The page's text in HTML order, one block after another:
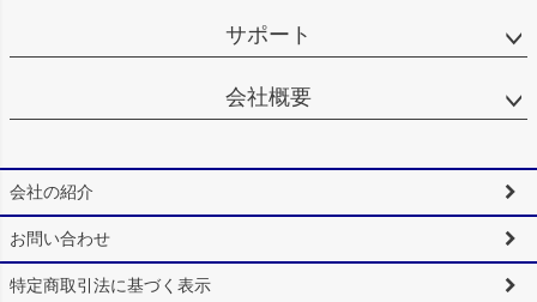
サポート
会社概要
会社の紹介
お問い合わせ
特定商取引法に基づく表示